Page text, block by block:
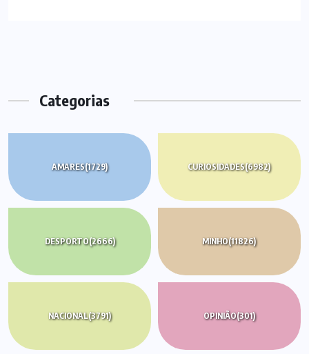
Categorias
AMARES(1729) CURIOSIDADES(6982)
DESPORTO(2666) MINHO(11826)
NACIONAL(3791) OPINIÃO(301)